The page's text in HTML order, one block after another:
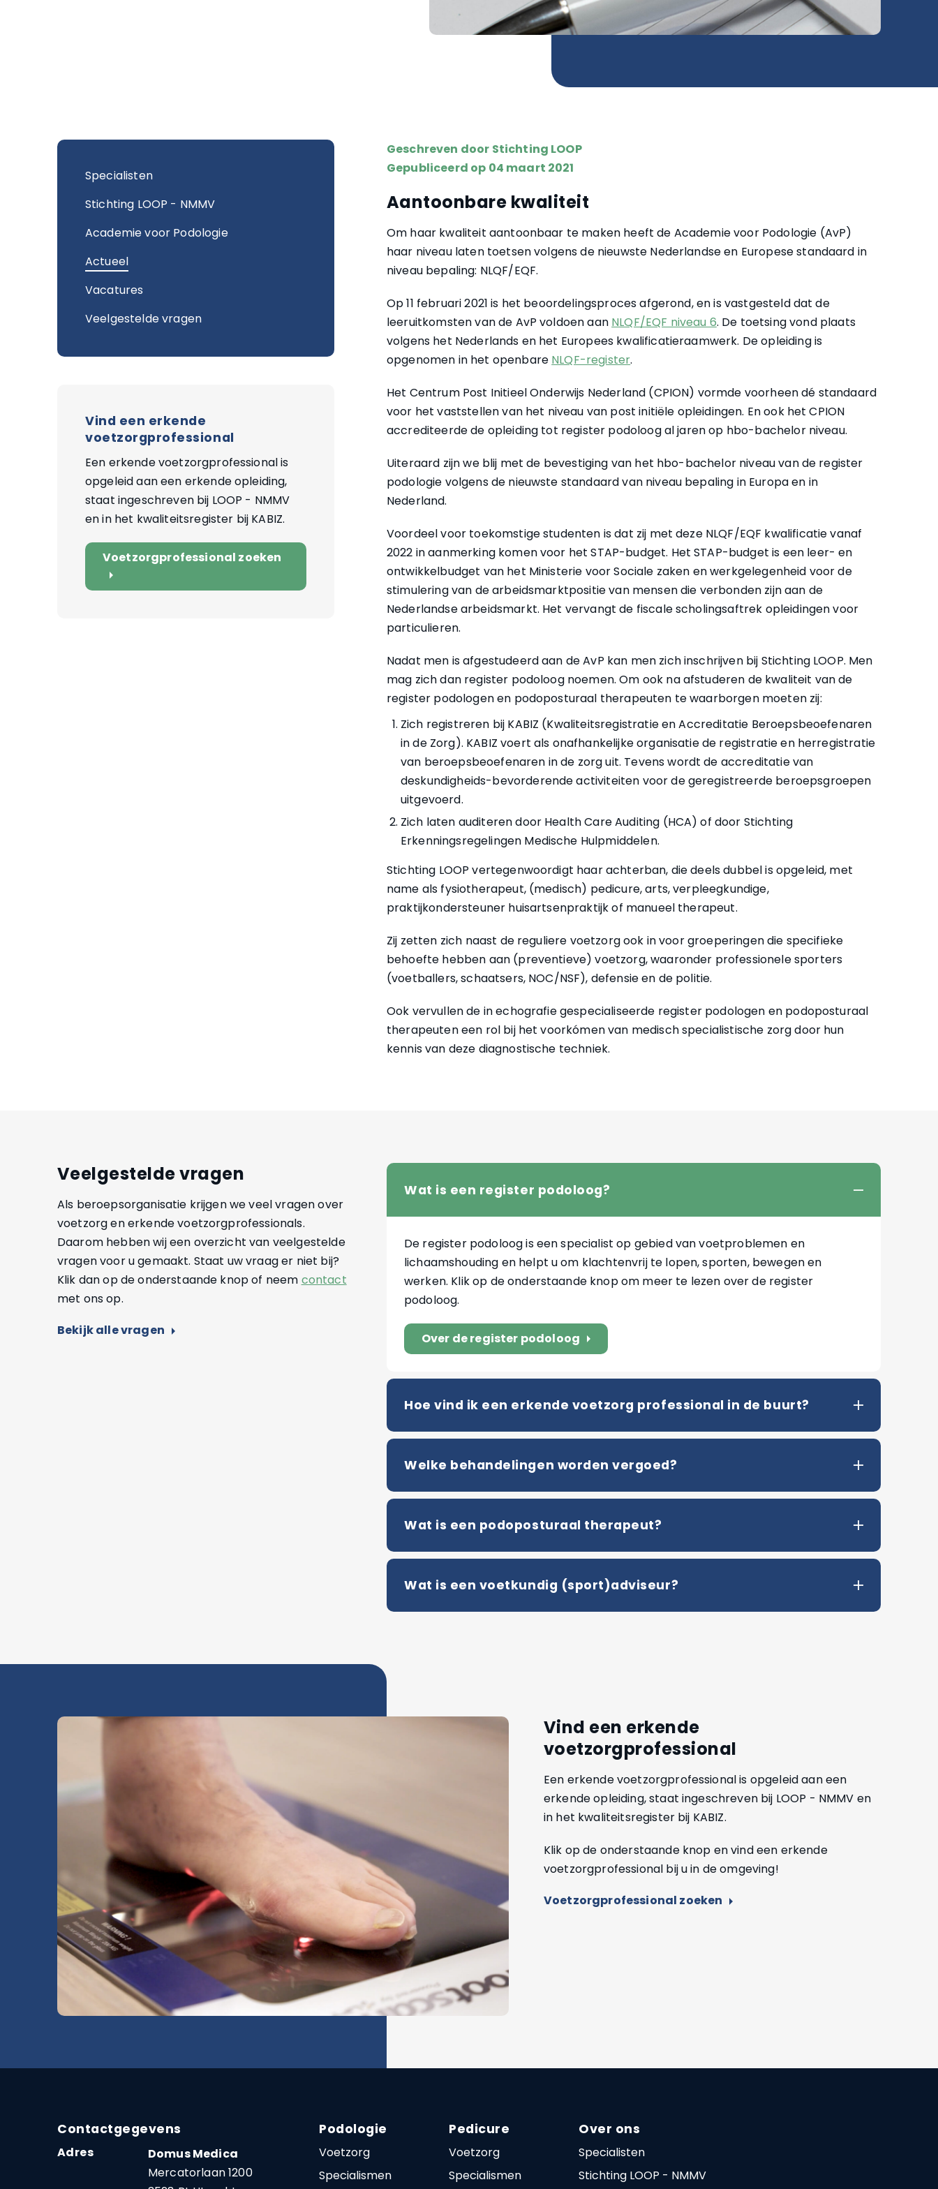
Specialisten
Stichting LOOP - NMMV
Academie voor Podologie
Actueel
Vacatures
Veelgestelde vragen
Vind een erkende
voetzorgprofessional
Een erkende voetzorgprofessional is
opgeleid aan een erkende opleiding,
staat ingeschreven bij LOOP - NMMV
en in het kwaliteitsregister bij KABIZ.
Voetzorgprofessional zoeken
arrow_right
Geschreven door Stichting LOOP
Gepubliceerd op 04 maart 2021
Aantoonbare kwaliteit
Om haar kwaliteit aantoonbaar te maken heeft de Academie voor Podologie (AvP)
haar niveau laten toetsen volgens de nieuwste Nederlandse en Europese standaard in
niveau bepaling: NLQF/EQF.
Op 11 februari 2021 is het beoordelingsproces afgerond, en is vastgesteld dat de
leeruitkomsten van de AvP voldoen aan NLQF/EQF niveau 6. De toetsing vond plaats
volgens het Nederlands en het Europees kwalificatieraamwerk. De opleiding is
opgenomen in het openbare NLQF-register.
Het Centrum Post Initieel Onderwijs Nederland (CPION) vormde voorheen dé standaard
voor het vaststellen van het niveau van post initiële opleidingen. En ook het CPION
accrediteerde de opleiding tot register podoloog al jaren op hbo-bachelor niveau.
Uiteraard zijn we blij met de bevestiging van het hbo-bachelor niveau van de register
podologie volgens de nieuwste standaard van niveau bepaling in Europa en in
Nederland.
Voordeel voor toekomstige studenten is dat zij met deze NLQF/EQF kwalificatie vanaf
2022 in aanmerking komen voor het STAP-budget. Het STAP-budget is een leer- en
ontwikkelbudget van het Ministerie voor Sociale zaken en werkgelegenheid voor de
stimulering van de arbeidsmarktpositie van mensen die verbonden zijn aan de
Nederlandse arbeidsmarkt. Het vervangt de fiscale scholingsaftrek opleidingen voor
particulieren.
Nadat men is afgestudeerd aan de AvP kan men zich inschrijven bij Stichting LOOP. Men
mag zich dan register podoloog noemen. Om ook na afstuderen de kwaliteit van de
register podologen en podoposturaal therapeuten te waarborgen moeten zij:
Zich registreren bij KABIZ (Kwaliteitsregistratie en Accreditatie Beroepsbeoefenaren
in de Zorg). KABIZ voert als onafhankelijke organisatie de registratie en herregistratie
van beroepsbeoefenaren in de zorg uit. Tevens wordt de accreditatie van
deskundigheids-bevorderende activiteiten voor de geregistreerde beroepsgroepen
uitgevoerd.
Zich laten auditeren door Health Care Auditing (HCA) of door Stichting
Erkenningsregelingen Medische Hulpmiddelen.
Stichting LOOP vertegenwoordigt haar achterban, die deels dubbel is opgeleid, met
name als fysiotherapeut, (medisch) pedicure, arts, verpleegkundige,
praktijkondersteuner huisartsenpraktijk of manueel therapeut.
Zij zetten zich naast de reguliere voetzorg ook in voor groeperingen die specifieke
behoefte hebben aan (preventieve) voetzorg, waaronder professionele sporters
(voetballers, schaatsers, NOC/NSF), defensie en de politie.
Ook vervullen de in echografie gespecialiseerde register podologen en podoposturaal
therapeuten een rol bij het voorkómen van medisch specialistische zorg door hun
kennis van deze diagnostische techniek.
Veelgestelde vragen
Als beroepsorganisatie krijgen we veel vragen over
voetzorg en erkende voetzorgprofessionals.
Daarom hebben wij een overzicht van veelgestelde
vragen voor u gemaakt. Staat uw vraag er niet bij?
Klik dan op de onderstaande knop of neem contact
met ons op.
Bekijk alle vragen arrow_right
Wat is een register podoloog?
De register podoloog is een specialist op gebied van voetproblemen en
lichaamshouding en helpt u om klachtenvrij te lopen, sporten, bewegen en
werken. Klik op de onderstaande knop om meer te lezen over de register
podoloog.
Over de register podoloog arrow_right
Hoe vind ik een erkende voetzorg professional in de buurt?
Welke behandelingen worden vergoed?
Wat is een podoposturaal therapeut?
Wat is een voetkundig (sport)adviseur?
Vind een erkende
voetzorgprofessional
Een erkende voetzorgprofessional is opgeleid aan een
erkende opleiding, staat ingeschreven bij LOOP - NMMV en
in het kwaliteitsregister bij KABIZ.
Klik op de onderstaande knop en vind een erkende
voetzorgprofessional bij u in de omgeving!
Voetzorgprofessional zoeken arrow_right
Contactgegevens
Adres
Domus Medica
Mercatorlaan 1200
Podologie
Voetzorg
Specialismen
Pedicure
Voetzorg
Specialismen
Over ons
Specialisten
Stichting LOOP - NMMV